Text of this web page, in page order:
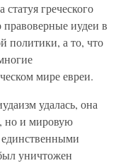
греческого
правоверные иудеи в
политики, а то, что
мире евреи.
удалась, она
но и мировую
уничтожен